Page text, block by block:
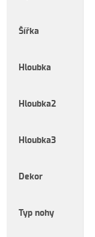
Šířka
Hloubka
Hloubka2
Hloubka3
Dekor
Typ nohy